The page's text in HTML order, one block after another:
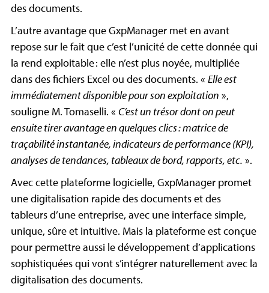
des documents.
L’autre avantage que GxpManager met en avant
repose sur le fait que c’est l’unicité de cette donnée qui
la rend exploitable : elle n’est plus noyée, multipliée
dans des fichiers Excel ou des documents. « Elle est
immédiatement disponible pour son exploitation »,
souligne M. Tomaselli. « C’est un trésor dont on peut
ensuite tirer avantage en quelques clics : matrice de
traçabilité instantanée, indicateurs de performance (KPI),
analyses de tendances, tableaux de bord, rapports, etc. ».
Avec cette plateforme logicielle, GxpManager promet
une digitalisation rapide des documents et des
tableurs d’une entreprise, avec une interface simple,
unique, sûre et intuitive. Mais la plateforme est conçue
pour permettre aussi le développement d’applications
sophistiquées qui vont s’intégrer naturellement avec la
digitalisation des documents.